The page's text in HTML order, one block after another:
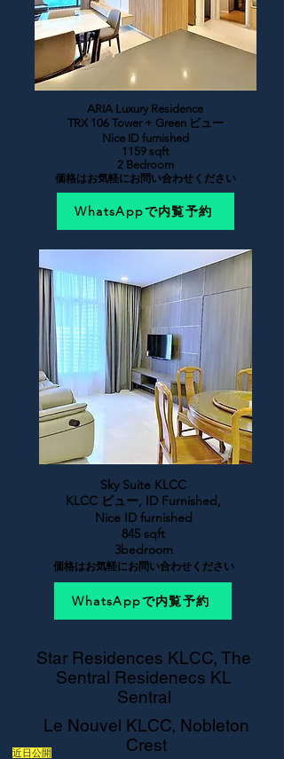
ARIA Luxury Residence
TRX 106 Tower + Green ビュー
Nice ID furnished
1159 sqft
2 Bedroom
価格はお気軽にお問い合わせください
WhatsAppで内覧予約
Sky Suite KLCC
KLCC ビュー, ID Furnished,
Nice ID furnished
845 sqft
3bedroom
価格はお気軽にお問い合わせください
WhatsAppで内覧予約
Star Residences KLCC, The
Sentral Residenecs KL
Sentral
Le Nouvel KLCC, Nobleton
Crest
近日公開